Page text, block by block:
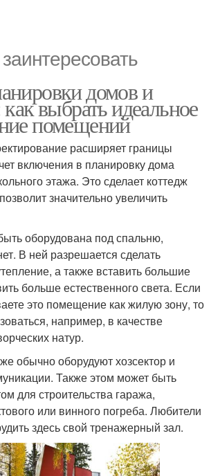
домов и
выбрать идеальное
помещений
расширяет границы
включения в планировку дома
этажа. Это сделает коттедж
значительно увеличить
оборудована под спальню,
В ней разрешается сделать
а также вставить большие
больше естественного света. Если
это помещение как жилую зону, то
например, в качестве
натур.
обычно оборудуют хозсектор и
Также этом может быть
для строительства гаража,
или винного погреба. Любители
здесь свой тренажерный зал.